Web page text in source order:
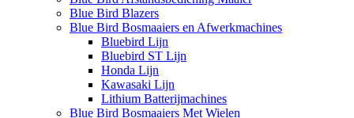
Blue Bird Blazers
Blue Bird Bosmaaiers en Afwerkmachines
Bluebird Lijn
Bluebird ST Lijn
Honda Lijn
Kawasaki Lijn
Lithium Batterijmachines
Blue Bird Bosmaaiers Met Wielen